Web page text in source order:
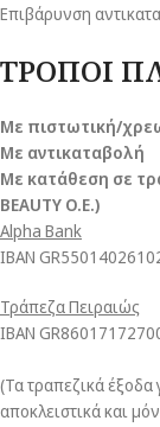
Επιβάρυνση
ΤΡΟΠΟΙ
Με πιστωτική/
Με αντικαταβολή
Με κατάθεση σε
BEAUTY O.E.)
Alpha Bank
ΙΒΑΝ
Τράπεζα Πειραιώς
ΙΒΑΝ
(Τα τραπεζικά
αποκλειστικά και